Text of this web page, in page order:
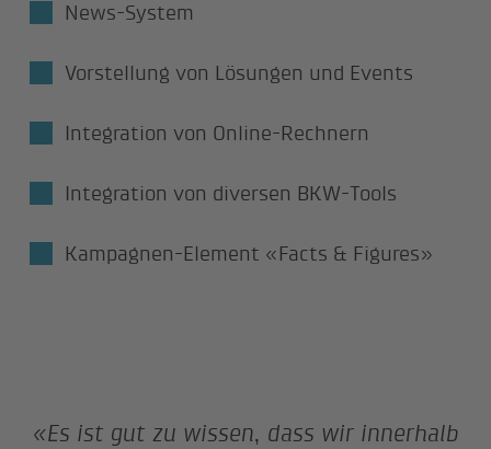
News-System
Vorstellung von Lösungen und Events
Integration von Online-Rechnern
Integration von diversen BKW-Tools
Kampagnen-Element «Facts & Figures»
«Es ist gut zu wissen, dass wir innerhalb